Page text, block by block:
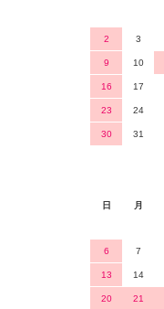
2 3
9 10
16 17
23 24
30 31
日 月
6 7
13 14
20 21